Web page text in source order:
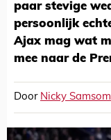
paar stevige
persoonlijk
Ajax mag wat
mee naar de
Door Nicky Samsom